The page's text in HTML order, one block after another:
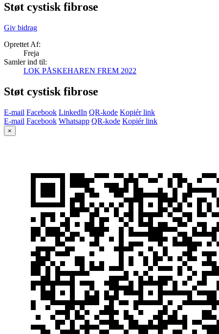
Støt cystisk fibrose
Giv bidrag
Oprettet Af:
Freja
Samler ind til:
LOK PÅSKEHAREN FREM 2022
Støt cystisk fibrose
E-mail Facebook LinkedIn QR-kode Kopiér link
E-mail Facebook Whatsapp QR-kode Kopiér link
×